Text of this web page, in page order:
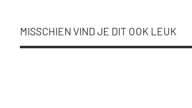
MISSCHIEN VIND JE DIT OOK LEUK